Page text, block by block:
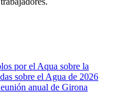
por el Aqua sobre la
sobre el Agua de 2026
anual de Girona